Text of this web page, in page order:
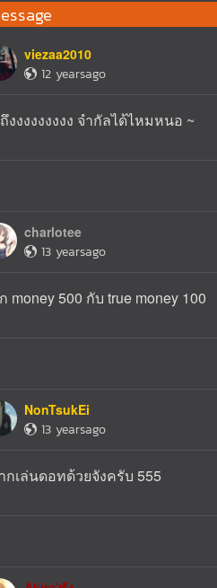
viezaa2010
12 yearsago
งงงงงงงงง จำกัลได้ไหมหนอ ~
charlotee
13 yearsago
ก money 500 กับ true money 100
NonTsukEi
13 yearsago
กเล่นดอทด้วยจังครับ 555